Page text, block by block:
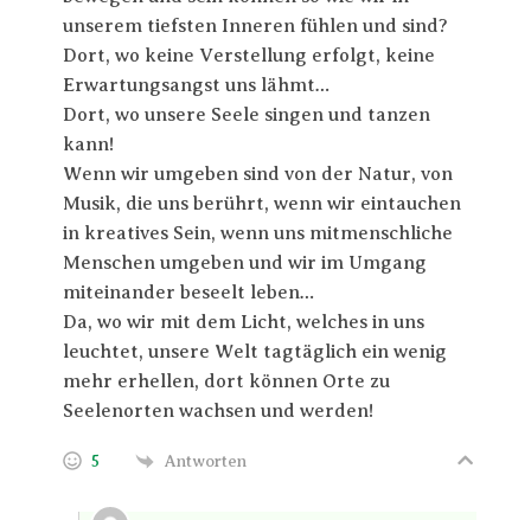
unserem tiefsten Inneren fühlen und sind?
Dort, wo keine Verstellung erfolgt, keine
Erwartungsangst uns lähmt…
Dort, wo unsere Seele singen und tanzen
kann!
Wenn wir umgeben sind von der Natur, von
Musik, die uns berührt, wenn wir eintauchen
in kreatives Sein, wenn uns mitmenschliche
Menschen umgeben und wir im Umgang
miteinander beseelt leben…
Da, wo wir mit dem Licht, welches in uns
leuchtet, unsere Welt tagtäglich ein wenig
mehr erhellen, dort können Orte zu
Seelenorten wachsen und werden!
5 Antworten